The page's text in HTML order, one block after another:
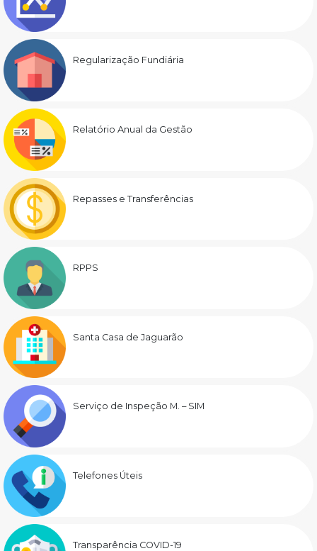
Regularização Fundiária
Relatório Anual da Gestão
Repasses e Transferências
RPPS
Santa Casa de Jaguarão
Serviço de Inspeção M. – SIM
Telefones Úteis
Transparência COVID-19